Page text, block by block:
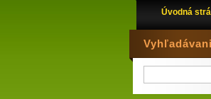
Úvodná